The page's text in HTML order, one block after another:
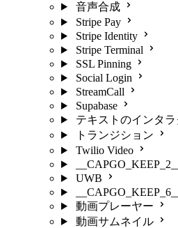
音声合成
Stripe Pay
Stripe Identity
Stripe Terminal
SSL Pinning
Social Login
StreamCall
Supabase
テキストのインタ
トランジション
Twilio Video
__CAPGO_KEEP_2__
UWB
__CAPGO_KEEP_6__
動画プレーヤー
動画サムネイル